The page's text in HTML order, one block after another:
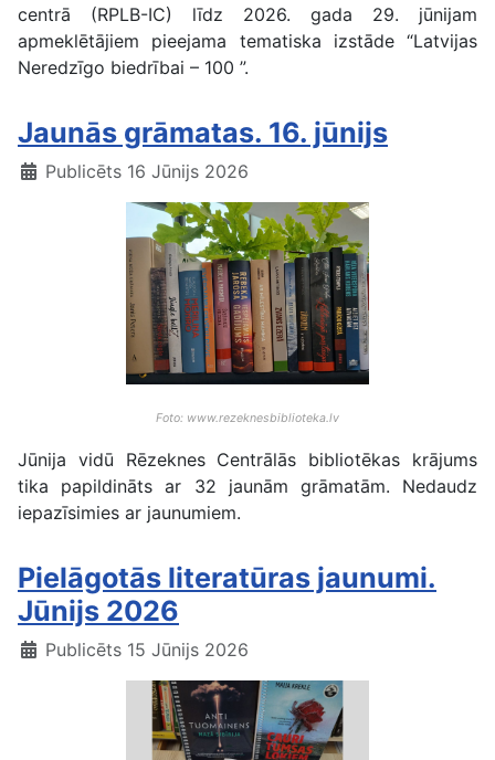
centrā (RPLB-IC) līdz 2026. gada 29. jūnijam
apmeklētājiem pieejama tematiska izstāde “Latvijas
Neredzīgo biedrībai – 100 ”.
Jaunās grāmatas. 16. jūnijs
Publicēts 16 Jūnijs 2026
Foto: www.rezeknesbiblioteka.lv
Jūnija vidū Rēzeknes Centrālās bibliotēkas krājums
tika papildināts ar 32 jaunām grāmatām. Nedaudz
iepazīsimies ar jaunumiem.
Pielāgotās literatūras jaunumi.
Jūnijs 2026
Publicēts 15 Jūnijs 2026